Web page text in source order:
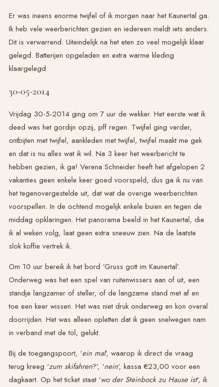
Er was ineens enorme twijfel of ik morgen naar het Kaunertal ga.
Ik heb vele weerberichten gezien en iedereen meldt iets anders.
Dit is verwarrend. Uiteindelijk na het eten zo veel mogelijk klaar
gelegd. Batterijen opgeladen en extra warme kleding
klaargelegd.
30-05-2014
Vrijdag 30-5-2014 ging om 7 uur de wekker. Het eerste wat ik
deed was het gordijn opzij, pff regen. Twijfel ging verder,
ontbijten met twijfel, aankleden met twijfel, twijfel maakt me gek
en dat is nu alles wat ik wil. Na 3 keer het weerbericht te
hebben gezien, ik ga! Verena Schneider heeft het afgelopen 2
vakanties geen enkele keer goed voorspeld, dus ga ik nu van
het tegenovergestelde uit, dat wat de overige weerberichten
voorspellen. In de ochtend mogelijk enkele buien en tegen de
middag opklaringen. Het panorama beeld in het Kaunertal, die
ik al weken volg, laat geen extra sneeuw zien. Na de laatste
slok koffie vertrek ik.
Om 10 uur bereik ik het bord ‘Gruss gott im Kaunertal’.
Onderweg was het een spel van ruitenwissers aan of uit, een
standje langzamer of steller, of de langzame stand met af en
toe een keer wissen. Het was niet druk onderweg en kon overal
doorrijden. Het was alleen opletten dat ik geen snelwegen nam
in verband met de tol, gelukt.
Bij de toegangspoort, ‘ein mal‘, waarop ik direct de vraag
terug kreeg ‘zum skifahren?’, ‘nein‘, kassa €23,00 voor een
dagkaart. Op het ticket staat ‘wo der Steinbock zu Hause ist‘, ik